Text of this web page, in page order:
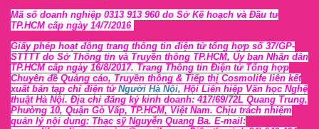
Mã số doanh nghiệp 0313 913 960 do Sở Kế hoạch và Đầu tư
TP.HCM cấp ngày 14/7/2016
Giấy phép hoạt động trang thông tin điện tử tổng hợp số 37/GP-
STTTT do Sở Thông tin và Truyền thông TP.HCM, Ủy ban Nhân dân
TP.HCM cấp ngày 16/8/2017. Trang Thông tin Điện tử Tổng hợp
Chuyên đề Quảng cáo, Truyền thông & Tiếp thị Cosmolife liên kết
xuất bản tạp chí điện tử Người Hà Nội, Hội Liên hiệp Văn học Nghệ
thuật Hà Nội. Địa chỉ đăng ký kinh doanh: 417/69/72L Quang Trung,
Phường 10, Quận Gò Vấp, TP.HCM, Việt Nam. Chịu trách nhiệm
quản lý nội dung: Thạc sỹ Nguyễn Quang Ba. E-mail: